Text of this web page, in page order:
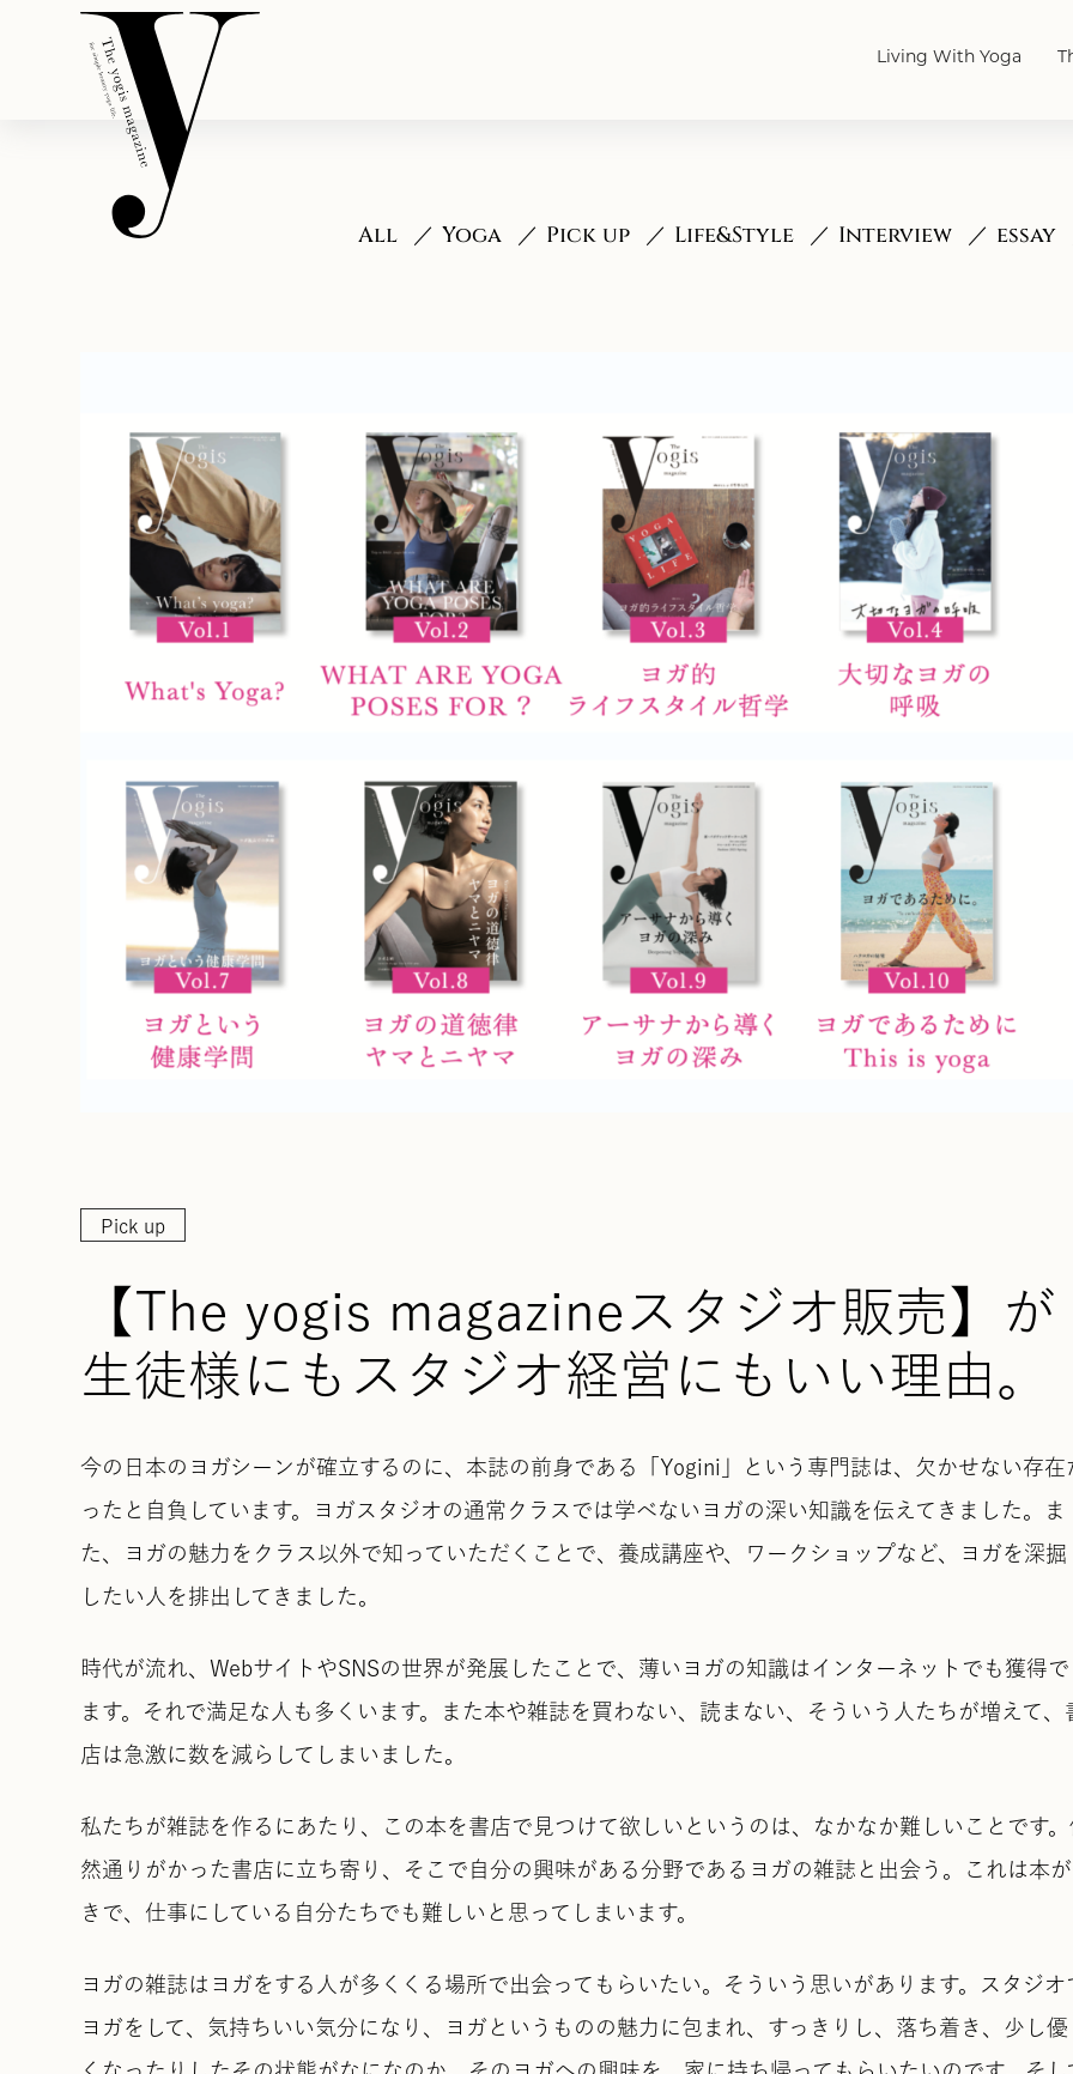
Living With Yoga
All Yoga Pick up Life&Style Interview essay
Pick up
【The yogis magazineスタジオ販売】が
生徒様にもスタジオ経営にもいい理由。
今の日本のヨガシーンが確立するのに、本誌の前身である「Yogini」という専門誌は、欠かせない存在
ったと自負しています。ヨガスタジオの通常クラスでは学べないヨガの深い知識を伝えてきました。ま
た、ヨガの魅力をクラス以外で知っていただくことで、養成講座や、ワークショップなど、ヨガを深掘
したい人を排出してきました。
時代が流れ、WebサイトやSNSの世界が発展したことで、薄いヨガの知識はインターネットでも獲得
ます。それで満足な人も多くいます。また本や雑誌を買わない、読まない、そういう人たちが増えて、
店は急激に数を減らしてしまいました。
私たちが雑誌を作るにあたり、この本を書店で見つけて欲しいというのは、なかなか難しいことです
然通りがかった書店に立ち寄り、そこで自分の興味がある分野であるヨガの雑誌と出会う。これは本
きで、仕事にしている自分たちでも難しいと思ってしまいます。
ヨガの雑誌はヨガをする人が多くくる場所で出会ってもらいたい。そういう思いがあります。スタジオ
ヨガをして、気持ちいい気分になり、ヨガというものの魅力に包まれ、すっきりし、落ち着き、少し優